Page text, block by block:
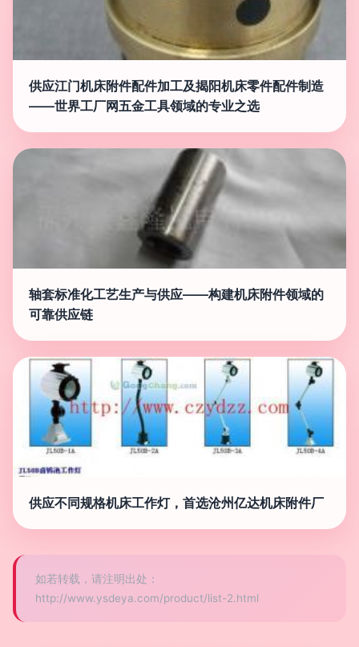
供应江门机床附件配件加工及揭阳机床零件配件制造
——世界工厂网五金工具领域的专业之选
轴套标准化工艺生产与供应——构建机床附件领域的
可靠供应链
供应不同规格机床工作灯，首选沧州亿达机床附件厂
如若转载，请注明出处：
http://www.ysdeya.com/product/list-2.html